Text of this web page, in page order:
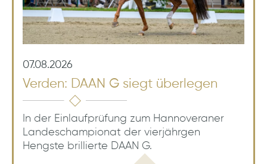
07.08.2026
Verden: DAAN G siegt überlegen
In der Einlaufprüfung zum Hannoveraner
Landeschampionat der vierjährgen
Hengste brillierte DAAN G.